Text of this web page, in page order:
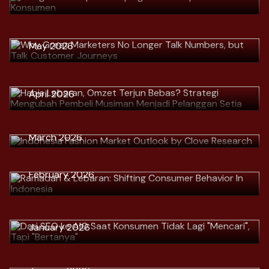
Talk Numbers, but Talk Customer
May 2026
> Habis Lebaran, Omzet Terjun
Bebas? Strategi Mengubah Pembeli
April 2026
> Indonesia Fashion Market Outlook
by Clove Research
March 2026
> Ramadan & Lebaran: Shifting
Consumer Behavior In Indonesia
February 2026
> Dari SEO ke AIO Saat Konsumen
Tidak Lagi "Mencari", Tapi
January 2026
> 2026: Lebih dari Sekadar Angka,
Ini adalah Reboot Konsumen